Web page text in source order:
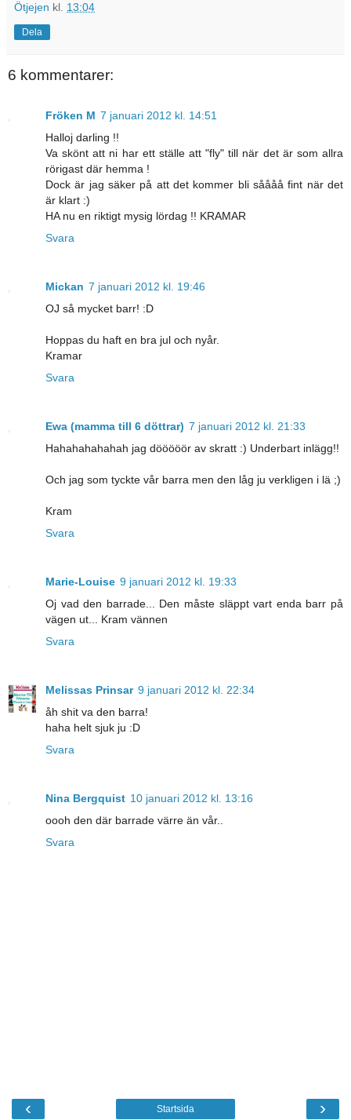
Ötjejen kl. 13:04
Dela
6 kommentarer:
Fröken M 7 januari 2012 kl. 14:51
Halloj darling !!
Va skönt att ni har ett ställe att "fly" till när det är som allra
rörigast där hemma !
Dock är jag säker på att det kommer bli såååå fint när det
är klart :)
HA nu en riktigt mysig lördag !! KRAMAR
Svara
Mickan 7 januari 2012 kl. 19:46
OJ så mycket barr! :D
Hoppas du haft en bra jul och nyår.
Kramar
Svara
Ewa (mamma till 6 döttrar) 7 januari 2012 kl. 21:33
Hahahahahahah jag dööööör av skratt :) Underbart inlägg!!
Och jag som tyckte vår barra men den låg ju verkligen i lä ;)
Kram
Svara
Marie-Louise 9 januari 2012 kl. 19:33
Oj vad den barrade... Den måste släppt vart enda barr på
vägen ut... Kram vännen
Svara
Melissas Prinsar 9 januari 2012 kl. 22:34
åh shit va den barra!
haha helt sjuk ju :D
Svara
Nina Bergquist 10 januari 2012 kl. 13:16
oooh den där barrade värre än vår..
Svara
‹ ›
Startsida